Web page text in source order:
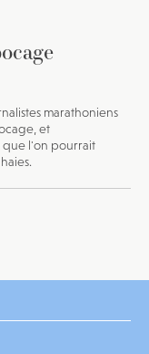
marathoniens
et
que l'on pourrait